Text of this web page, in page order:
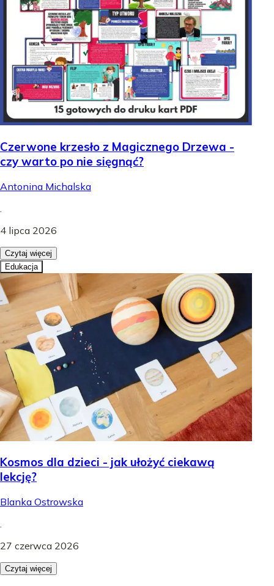
Czerwone krzesło z Magicznego Drzewa -
czy warto po nie sięgnąć?
Antonina Michalska
4 lipca 2026
Czytaj więcej
Edukacja
Kosmos dla dzieci - jak ułożyć ciekawą
lekcję?
Blanka Ostrowska
.
27 czerwca 2026
Czytaj więcej